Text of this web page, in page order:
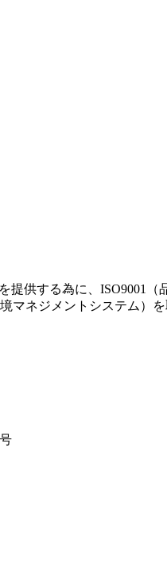
供する為に、ISO9001（
マネジメントシステム）を